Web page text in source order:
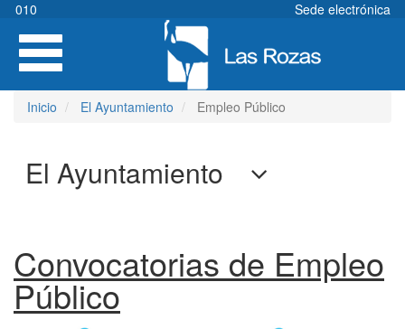
Pasar
contenido
principal
010
Sede electrónica
Toggle
navigation
Inicio El Ayuntamiento Empleo Público
El Ayuntamiento
Convocatorias de Empleo
Público